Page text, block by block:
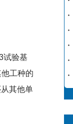
试验基
工种的
其他单